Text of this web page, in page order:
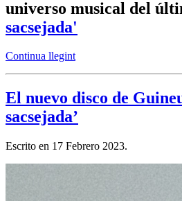
universo musical del
sacsejada'
Continua llegint
El nuevo disco de
sacsejada’
Escrito en 17 Febrero 2023.